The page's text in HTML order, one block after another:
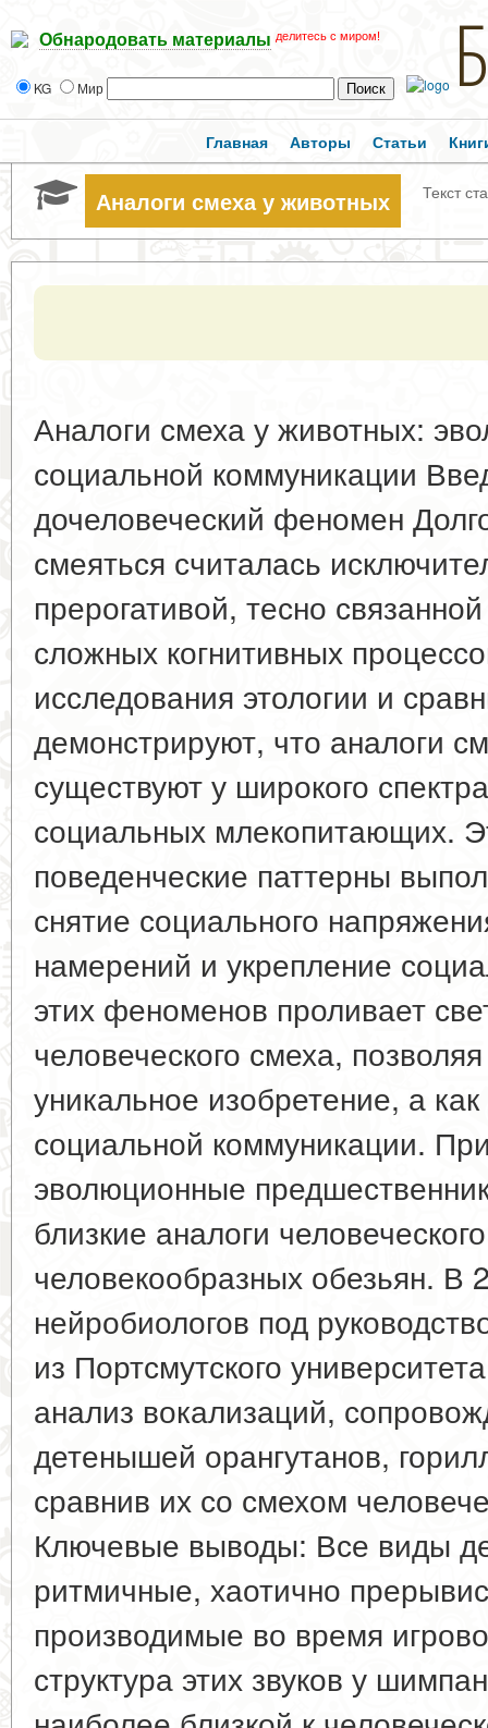
Обнародовать материалы делитесь с миром!
KG Мир
Главная Авторы Статьи
Аналоги смеха у животных Текст
Аналоги смеха у животных:
социальной коммуникации
дочеловеческий феномен
смеяться считалась
прерогативой, тесно
сложных когнитивных
исследования этологии и
демонстрируют, что аналоги
существуют у широкого
социальных млекопитающих.
поведенческие паттерны
снятие социального
намерений и укрепление
этих феноменов проливает
человеческого смеха,
уникальное изобретение, а
социальной коммуникации.
эволюционные
близкие аналоги
человекообразных обезьян. В
нейробиологов под
из Портсмутского
анализ вокализаций,
детенышей орангутанов,
сравнив их со смехом
Ключевые выводы: Все виды
ритмичные, хаотично
производимые во время
структура этих звуков у